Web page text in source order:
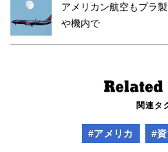
アメリカン航空もプラ
や機内で
関連タ
#アメリカ #